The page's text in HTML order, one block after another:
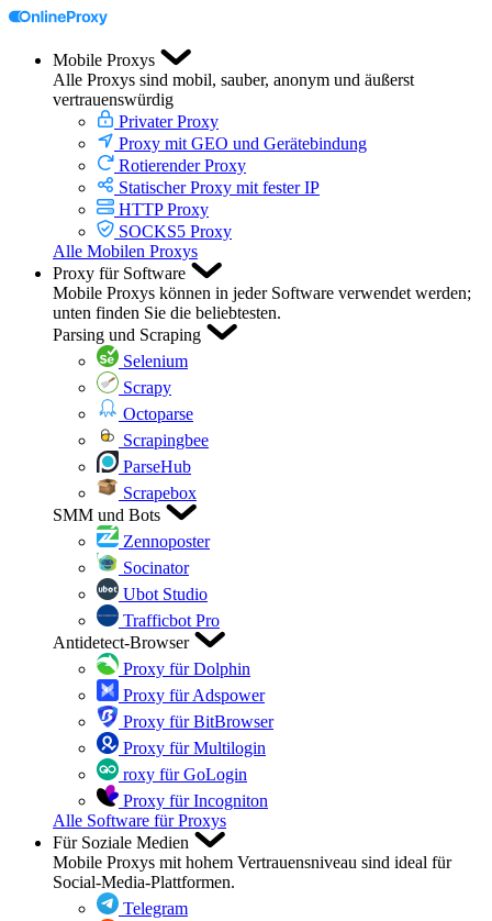
Mobile Proxys
Alle Proxys sind mobil, sauber, anonym und äußerst
vertrauenswürdig
Privater Proxy
Proxy mit GEO und Gerätebindung
Rotierender Proxy
Statischer Proxy mit fester IP
HTTP Proxy
SOCKS5 Proxy
Alle Mobilen Proxys
Proxy für Software
Mobile Proxys können in jeder Software verwendet werden;
unten finden Sie die beliebtesten.
Parsing und Scraping
Selenium
Scrapy
Octoparse
Scrapingbee
ParseHub
Scrapebox
SMM und Bots
Zennoposter
Socinator
Ubot Studio
Trafficbot Pro
Antidetect-Browser
Proxy für Dolphin
Proxy für Adspower
Proxy für BitBrowser
Proxy für Multilogin
roxy für GoLogin
Proxy für Incogniton
Alle Software für Proxys
Für Soziale Medien
Mobile Proxys mit hohem Vertrauensniveau sind ideal für
Social-Media-Plattformen.
Telegram